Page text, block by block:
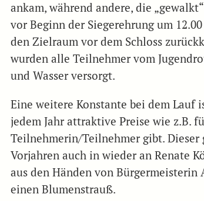
ankam, während andere, die
vor Beginn der Siegerehrung um
den Zielraum vor dem Schloss
wurden alle Teilnehmer vom
und Wasser versorgt.
Eine weitere Konstante bei dem Lauf
jedem Jahr attraktive Preise wie z.B.
Teilnehmerin/Teilnehmer gibt. Dieser
Vorjahren auch in wieder an Renate
aus den Händen von Bürgermeisterin
einen Blumenstrauß.